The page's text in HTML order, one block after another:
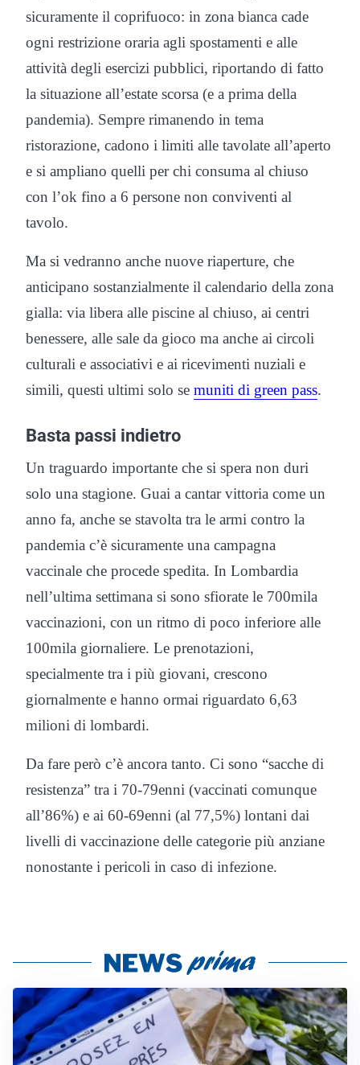
sicuramente il coprifuoco: in zona bianca cade
ogni restrizione oraria agli spostamenti e alle
attività degli esercizi pubblici, riportando di fatto
la situazione all’estate scorsa (e a prima della
pandemia). Sempre rimanendo in tema
ristorazione, cadono i limiti alle tavolate all’aperto
e si ampliano quelli per chi consuma al chiuso
con l’ok fino a 6 persone non conviventi al
tavolo.
Ma si vedranno anche nuove riaperture, che
anticipano sostanzialmente il calendario della zona
gialla: via libera alle piscine al chiuso, ai centri
benessere, alle sale da gioco ma anche ai circoli
culturali e associativi e ai ricevimenti nuziali e
simili, questi ultimi solo se muniti di green pass.
Basta passi indietro
Un traguardo importante che si spera non duri
solo una stagione. Guai a cantar vittoria come un
anno fa, anche se stavolta tra le armi contro la
pandemia c’è sicuramente una campagna
vaccinale che procede spedita. In Lombardia
nell’ultima settimana si sono sfiorate le 700mila
vaccinazioni, con un ritmo di poco inferiore alle
100mila giornaliere. Le prenotazioni,
specialmente tra i più giovani, crescono
giornalmente e hanno ormai riguardato 6,63
milioni di lombardi.
Da fare però c’è ancora tanto. Ci sono “sacche di
resistenza” tra i 70-79enni (vaccinati comunque
all’86%) e ai 60-69enni (al 77,5%) lontani dai
livelli di vaccinazione delle categorie più anziane
nonostante i pericoli in caso di infezione.